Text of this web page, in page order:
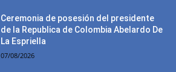
Ceremonia de posesión del presidente
de la Republica de Colombia Abelardo De
La Espriella
07/08/2026